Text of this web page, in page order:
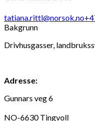
tatiana.rittl@norsok.no
Bakgrunn
Drivhusgasser,
Adresse:
Gunnars veg 6
NO-6630 Tingvoll